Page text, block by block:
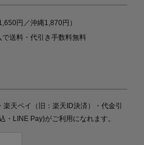
円／沖縄1,870円）
で送料・代引き手数料無料
天ペイ（旧：楽天ID決済）・代金引
・LINE Pay)がご利用になれます。